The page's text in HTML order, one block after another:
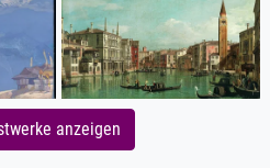
anzeigen